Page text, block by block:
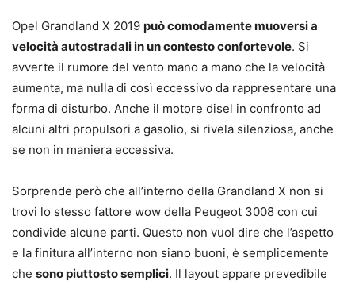
Opel Grandland X 2019 può comodamente muoversi a
velocità autostradali in un contesto confortevole. Si
avverte il rumore del vento mano a mano che la velocità
aumenta, ma nulla di così eccessivo da rappresentare una
forma di disturbo. Anche il motore disel in confronto ad
alcuni altri propulsori a gasolio, si rivela silenziosa, anche
se non in maniera eccessiva.
Sorprende però che all’interno della Grandland X non si
trovi lo stesso fattore wow della Peugeot 3008 con cui
condivide alcune parti. Questo non vuol dire che l’aspetto
e la finitura all’interno non siano buoni, è semplicemente
che sono piuttosto semplici. Il layout appare prevedibile